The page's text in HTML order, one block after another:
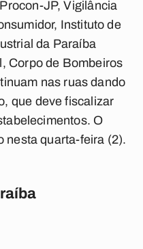
JP, Vigilância
Instituto de
da Paraíba
Corpo de Bombeiros
nas ruas dando
que deve fiscalizar
O
nesta quarta-feira (2).